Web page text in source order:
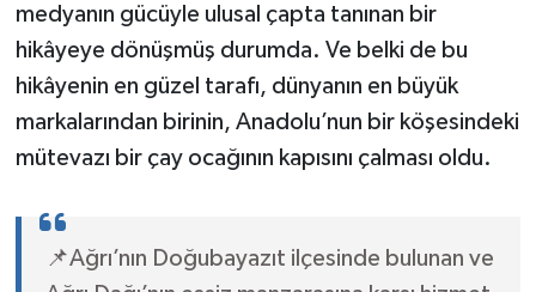
medyanın gücüyle ulusal çapta tanınan bir
hikâyeye dönüşmüş durumda. Ve belki de bu
hikâyenin en güzel tarafı, dünyanın en büyük
markalarından birinin, Anadolu’nun bir köşesindeki
mütevazı bir çay ocağının kapısını çalması oldu.
📌Ağrı’nın Doğubayazıt ilçesinde bulunan ve